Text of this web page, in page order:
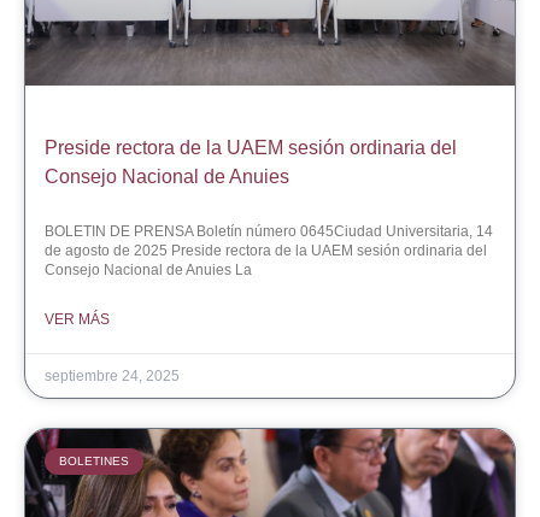
Preside rectora de la UAEM sesión ordinaria del
Consejo Nacional de Anuies
BOLETIN DE PRENSA Boletín número 0645Ciudad Universitaria, 14
de agosto de 2025 Preside rectora de la UAEM sesión ordinaria del
Consejo Nacional de Anuies La
VER MÁS
septiembre 24, 2025
BOLETINES